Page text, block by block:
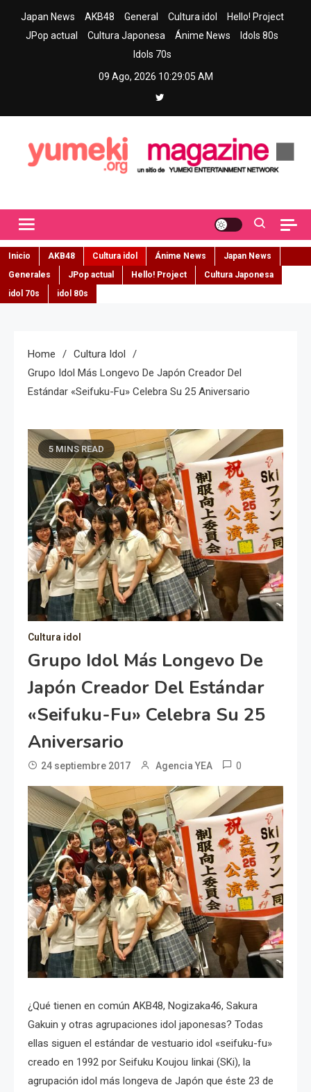
Japan News AKB48 General Cultura idol
Hello! Project
JPop actual
Cultura Japonesa Ánime News
Idols 80s
Idols 70s
09 Ago, 2026 10:29:07 AM
Inicio AKB48 Cultura idol Ánime News
Japan News
Generales
JPop actual Hello! Project
Cultura Japonesa
idol 70s
idol 80s
Home
Cultura Idol
Grupo Idol Más Longevo De Japón Creador Del
Estándar «seifuku-Fu» Celebra Su 25 Aniversario
5 MINS READ
Cultura idol
Grupo Idol Más Longevo De
Japón Creador Del Estándar
«seifuku-Fu» Celebra Su 25
Aniversario
24 septiembre 2017 Agencia YEA 0
¿Qué tienen en común AKB48, Nogizaka46, Sakura
Gakuin y otras agrupaciones idol japonesas? Todas
ellas siguen el estándar de vestuario idol «seifuku-fu»
creado en 1992 por Seifuku Koujou Iinkai (SKi), la
agrupación idol más longeva de Japón que éste 23 de